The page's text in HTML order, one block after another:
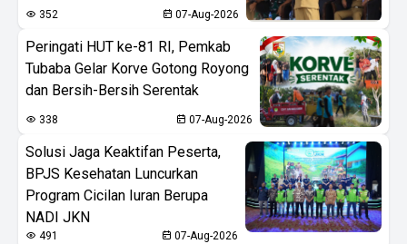
352 07-Aug-2026
Peringati HUT ke-81 RI, Pemkab
Tubaba Gelar Korve Gotong Royong
dan Bersih-Bersih Serentak
338 07-Aug-2026
Solusi Jaga Keaktifan Peserta,
BPJS Kesehatan Luncurkan
Program Cicilan Iuran Berupa
NADI JKN
491 07-Aug-2026